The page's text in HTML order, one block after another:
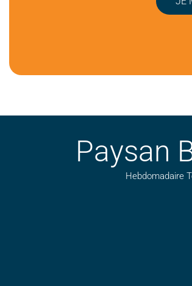
Paysan
Hebdomadaire